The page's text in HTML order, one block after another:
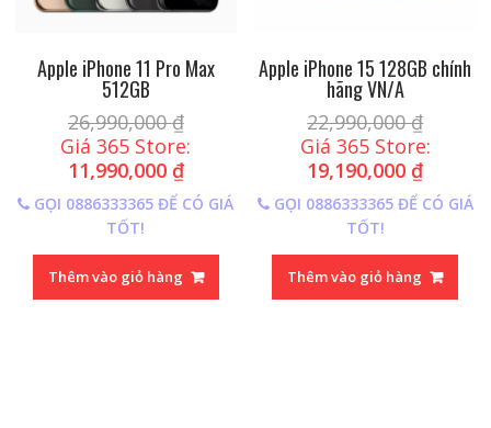
Apple iPhone 11 Pro Max
512GB
26,990,000₫
Giá 365 Store:
11,990,000 ₫
GỌI 0886333365 ĐỂ CÓ GIÁ
TỐT!
Thêm vào giỏ hàng
Apple iPhone 15 128GB chính
hãng VN/A
22,990,000₫
Giá 365 Store:
19,190,000 ₫
GỌI 0886333365 ĐỂ CÓ GIÁ
TỐT!
Thêm vào giỏ hàng